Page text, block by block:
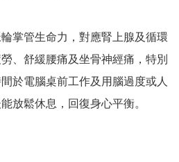
掌管生命力，對應腎上腺及循環
、舒緩腰痛及坐骨神經痛，特別
於電腦桌前工作及用腦過度或人
放鬆休息，回復身心平衡。